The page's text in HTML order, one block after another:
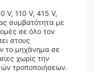
V, 110 V, 415 V,
συμβατότητα με
σε όλο τον
στους
το μηχάνημα σε
χωρίς την
τροποποιήσεων.